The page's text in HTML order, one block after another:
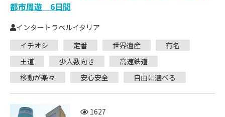
都市周遊 6日間
インタートラベルイタリア
イチオシ
定番 世界遺産
有名
王道
少人数向き
高速鉄道
移動が楽々
安心安全 自由に選べる
1627